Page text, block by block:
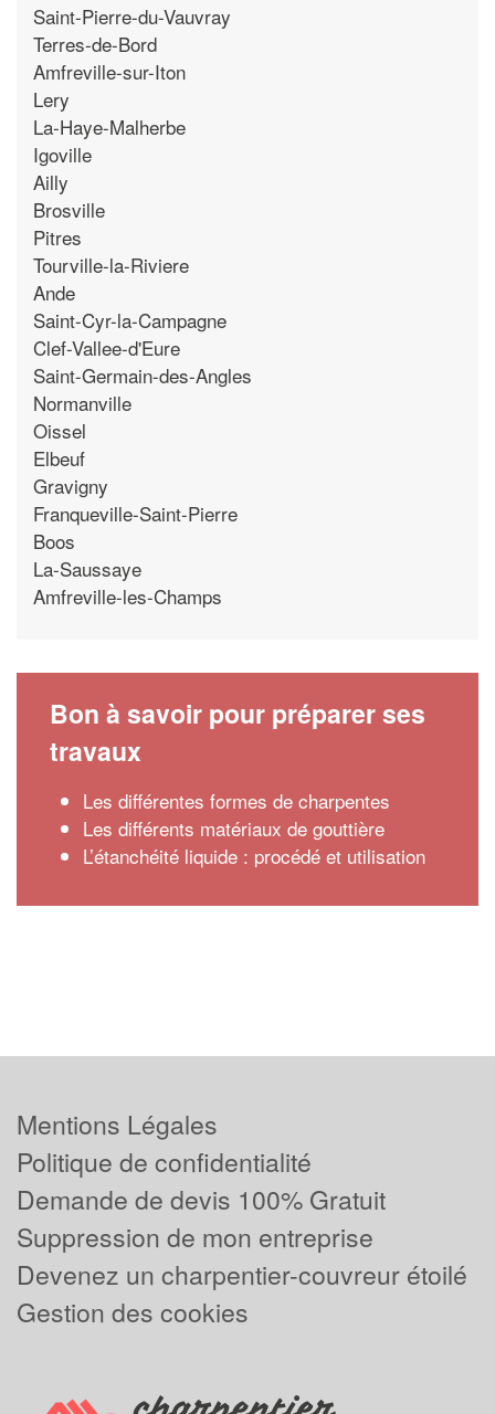
Saint-Pierre-du-Vauvray
Terres-de-Bord
Amfreville-sur-Iton
Lery
La-Haye-Malherbe
Igoville
Ailly
Brosville
Pitres
Tourville-la-Riviere
Ande
Saint-Cyr-la-Campagne
Clef-Vallee-d'Eure
Saint-Germain-des-Angles
Normanville
Oissel
Elbeuf
Gravigny
Franqueville-Saint-Pierre
Boos
La-Saussaye
Amfreville-les-Champs
Bon à savoir pour préparer ses
travaux
Les différentes formes de charpentes
Les différents matériaux de gouttière
L’étanchéité liquide : procédé et utilisation
Mentions Légales
Politique de confidentialité
Demande de devis 100% Gratuit
Suppression de mon entreprise
Devenez un charpentier-couvreur étoilé
Gestion des cookies